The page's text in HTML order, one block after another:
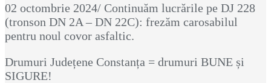
02 octombrie 2024/ Continuăm lucrările pe DJ 228
(tronson DN 2A – DN 22C): frezăm carosabilul
pentru noul covor asfaltic.
Drumuri Județene Constanța = drumuri BUNE și
SIGURE!